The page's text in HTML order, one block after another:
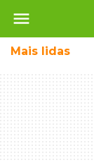
menu
Mais lidas